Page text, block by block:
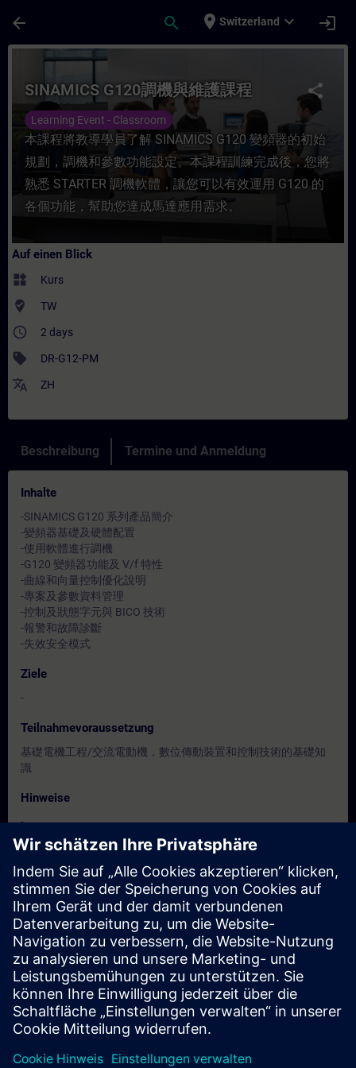
arrow_back search place Switzerland expand_more login
Kurs - SINAMICS G120調機與維護課程 -
share
SINAMICS G120調機與維護課程
Learning Event - Classroom
本課程將教導學員了解 SINAMICS G120 變頻器的初始
規劃，調機和參數功能設定。本課程訓練完成後，您將
熟悉 STARTER 調機軟體，讓您可以有效運用 G120 的
各個功能，幫助您達成馬達應用需求。
Auf einen Blick
widgets Kurs
where_to_vote TW
access_time 2 days
sell DR-G12-PM
translate ZH
Beschreibung Termine und Anmeldung
Inhalte
-SINAMICS G120 系列產品簡介
-變頻器基礎及硬體配置
-使用軟體進行調機
-G120 變頻器功能及 V/f 特性
-曲線和向量控制優化說明
-專案及參數資料管理
-控制及狀態字元與 BICO 技術
-報警和故障診斷
-失效安全模式
Ziele
-
Teilnahmevoraussetzung
基礎電機工程/交流電動機，數位傳動裝置和控制技術的基礎知
識
Hinweise
-
Zielgruppe
服務/維護工程人員、調機/試俥工程人員
Termine und Anmeldung
Derzeit sind keine Termine verfügbar
Setzen Sie sich auf die Interessentenliste und erhalten Sie eine
Benachrichtigung sobald neue Termine verfügbar sind.
Benachrichtigungsservice aktivieren